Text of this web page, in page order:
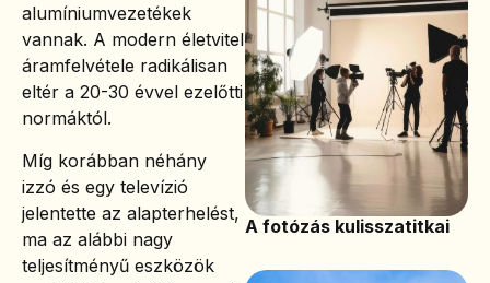
alumíniumvezetékek
vannak. A modern életvitel
áramfelvétele radikálisan
eltér a 20-30 évvel ezelőtti
normáktól.
Míg korábban néhány
izzó és egy televízió
jelentette az alapterhelést,
ma az alábbi nagy
teljesítményű eszközök
A fotózás kulisszatitkai